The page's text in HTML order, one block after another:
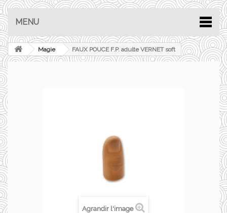
MENU
Magie FAUX POUCE F.P. adulte VERNET soft
Agrandir l'image